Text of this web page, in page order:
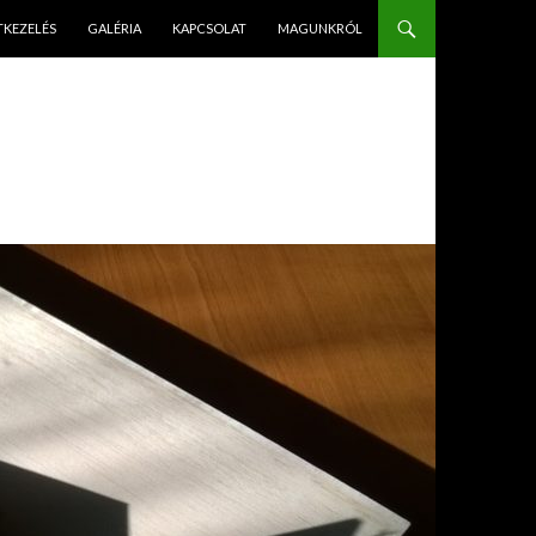
GALÉRIA KAPCSOLAT MAGUNKRÓL